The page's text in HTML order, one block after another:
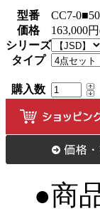
型番
CC7-
価格
163,000
シリーズ
タイプ
購入数
●商